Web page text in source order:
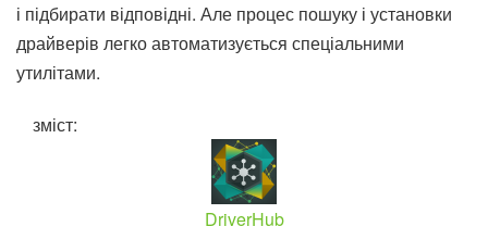
і підбирати відповідні. Але процес пошуку і установки
драйверів легко автоматизується спеціальними
утилітами.
зміст:
DriverHub